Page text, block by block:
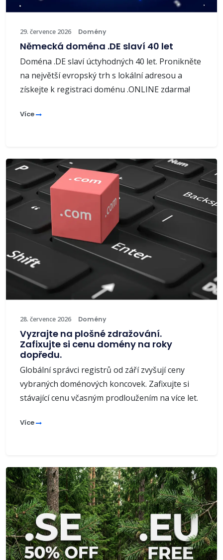
29. července 2026 Domény
Německá doména .DE slaví 40 let
Doména .DE slaví úctyhodných 40 let. Pronikněte
na největší evropský trh s lokální adresou a
získejte k registraci doménu .ONLINE zdarma!
Více
28. července 2026 Domény
Vyzrajte na plošné zdražování.
Zafixujte si cenu domény na roky
dopředu.
Globální správci registrů od září zvyšují ceny
vybraných doménových koncovek. Zafixujte si
stávající cenu včasným prodloužením na více let.
Více